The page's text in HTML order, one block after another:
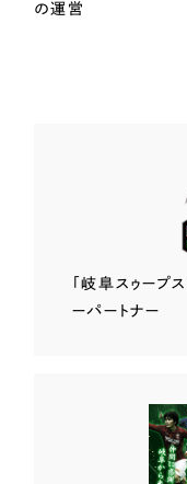
の運営
「岐阜スゥープス
ーパートナー